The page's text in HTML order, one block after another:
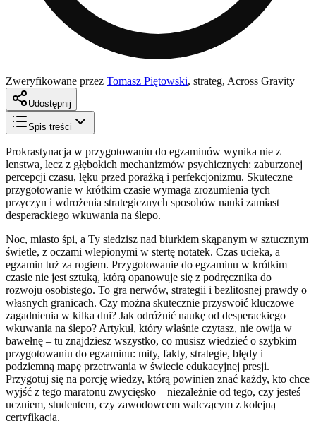
Zweryfikowane przez Tomasz Piętowski, strateg, Across Gravity
Udostępnij
Spis treści
Prokrastynacja w przygotowaniu do egzaminów wynika nie z
lenstwa, lecz z głębokich mechanizmów psychicznych: zaburzonej
percepcji czasu, lęku przed porażką i perfekcjonizmu. Skuteczne
przygotowanie w krótkim czasie wymaga zrozumienia tych
przyczyn i wdrożenia strategicznych sposobów nauki zamiast
desperackiego wkuwania na ślepo.
Noc, miasto śpi, a Ty siedzisz nad biurkiem skąpanym w sztucznym
świetle, z oczami wlepionymi w stertę notatek. Czas ucieka, a
egzamin tuż za rogiem. Przygotowanie do egzaminu w krótkim
czasie nie jest sztuką, którą opanowuje się z podręcznika do
rozwoju osobistego. To gra nerwów, strategii i bezlitosnej prawdy o
własnych granicach. Czy można skutecznie przyswoić kluczowe
zagadnienia w kilka dni? Jak odróżnić naukę od desperackiego
wkuwania na ślepo? Artykuł, który właśnie czytasz, nie owija w
bawełnę – tu znajdziesz wszystko, co musisz wiedzieć o szybkim
przygotowaniu do egzaminu: mity, fakty, strategie, błędy i
podziemną mapę przetrwania w świecie edukacyjnej presji.
Przygotuj się na porcję wiedzy, którą powinien znać każdy, kto chce
wyjść z tego maratonu zwycięsko – niezależnie od tego, czy jesteś
uczniem, studentem, czy zawodowcem walczącym z kolejną
certyfikacją.